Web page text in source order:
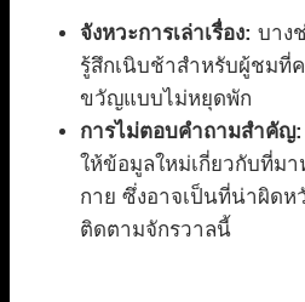
จังหวะการเล่าเรื่อง: บาง
รู้สึกเนิบช้าสำหรับผู้ชมที่
ขวัญแบบไม่หยุดพัก
การไม่ตอบคำถามสำคัญ:
ให้ข้อมูลใหม่เกี่ยวกับที่ม
กาย ซึ่งอาจเป็นที่น่าผิดห
ติดตามจักรวาลนี้